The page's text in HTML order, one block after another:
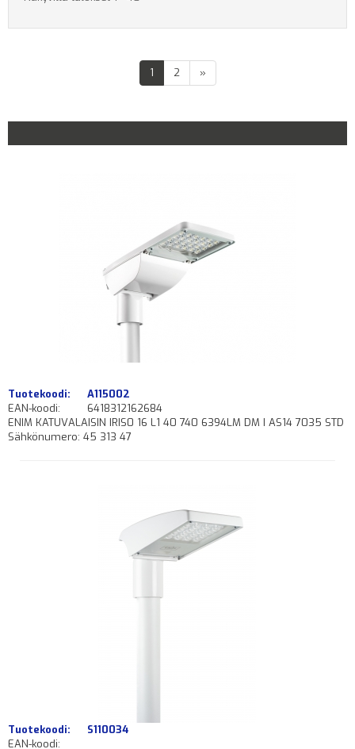
1(
c
e
2 »
Tuotekoodi:
A115002
EAN-koodi:
6418312162684
ENIM KATUVALAISIN IRIS0 16 L1 40 740 6394LM DM I AS14 7035 STD
Sähkönumero: 45 313 47
Tuotekoodi:
S110034
EAN-koodi: